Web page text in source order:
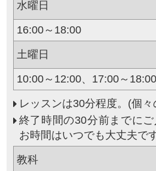
水曜日
16:00～18:00
土曜日
10:00～12:00、17:00～18:00
レッスンは30分程度。(個
終了時間の30分前までにご
お時間はいつでも大丈夫です
教科